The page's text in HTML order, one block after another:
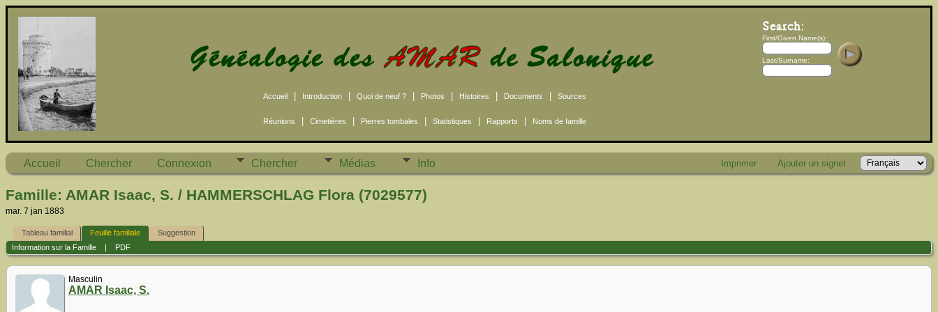
Accueil Introduction Quoi de neuf ? Photos Histoires Documents Sources
Réunions Cimetières Pierres tombales Statistiques Rapports Noms de famille
First/Given Name(s):
Last/Surname:
Accueil Chercher Connexion Chercher Médias Info Imprimer Ajouter un signet
Famille: AMAR Isaac, S. / HAMMERSCHLAG Flora (7029577)
mar. 7 jan 1883
Tableau familial Feuille familiale
Suggestion
Information sur la Famille| PDF
Masculin
AMAR Isaac, S.